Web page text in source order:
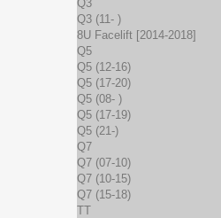
Q3
Q3 (11- )
8U Facelift [2014-2018]
Q5
Q5 (12-16)
Q5 (17-20)
Q5 (08- )
Q5 (17-19)
Q5 (21-)
Q7
Q7 (07-10)
Q7 (10-15)
Q7 (15-18)
TT